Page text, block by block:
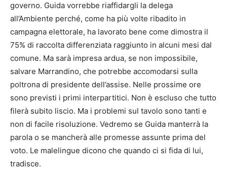
governo. Guida vorrebbe riaffidargli la delega
all’Ambiente perché, come ha più volte ribadito in
campagna elettorale, ha lavorato bene come dimostra il
75% di raccolta differenziata raggiunto in alcuni mesi dal
comune. Ma sarà impresa ardua, se non impossibile,
salvare Marrandino, che potrebbe accomodarsi sulla
poltrona di presidente dell’assise. Nelle prossime ore
sono previsti i primi interpartitici. Non è escluso che tutto
filerà subito liscio. Ma i problemi sul tavolo sono tanti e
non di facile risoluzione. Vedremo se Guida manterrà la
parola o se mancherà alle promesse assunte prima del
voto. Le malelingue dicono che quando ci si fida di lui,
tradisce.